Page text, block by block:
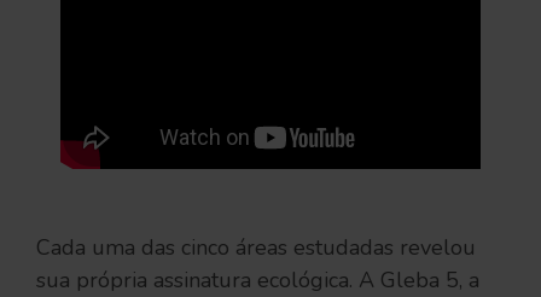
Cada uma das cinco áreas estudadas revelou
sua própria assinatura ecológica. A Gleba 5, a